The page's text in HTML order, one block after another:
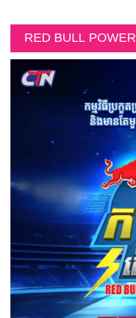
RED BULL POWER